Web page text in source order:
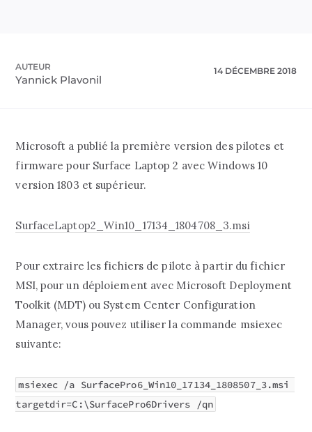
AUTEUR
Yannick Plavonil
14 DÉCEMBRE 2018
Microsoft a publié la première version des pilotes et
firmware pour Surface Laptop 2 avec Windows 10
version 1803 et supérieur.
SurfaceLaptop2_Win10_17134_1804708_3.msi
Pour extraire les fichiers de pilote à partir du fichier
MSI, pour un déploiement avec Microsoft Deployment
Toolkit (MDT) ou System Center Configuration
Manager, vous pouvez utiliser la commande msiexec
suivante:
msiexec /a SurfacePro6_Win10_17134_1808507_3.msi
targetdir=C:\SurfacePro6Drivers /qn